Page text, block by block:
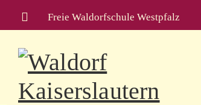
Freie Waldorfschule Westpfalz